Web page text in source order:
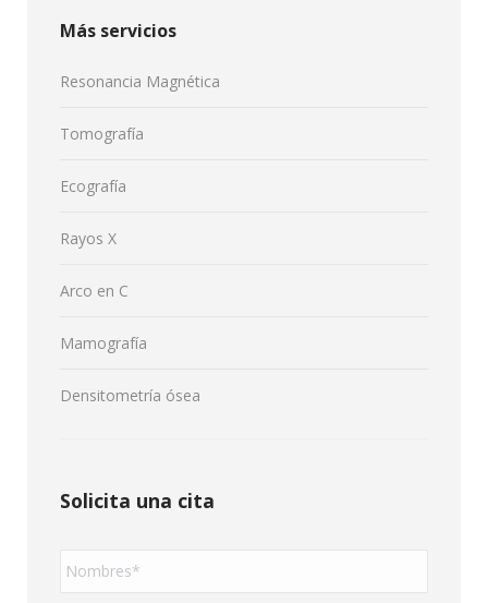
Más servicios
Resonancia Magnética
Tomografía
Ecografía
Rayos X
Arco en C
Mamografía
Densitometría ósea
Solicita una cita